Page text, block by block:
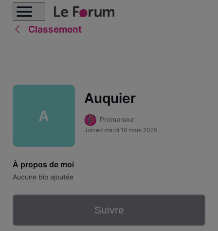
Classement
A
Auquier
Promeneur
Joined mardi 18 mars 2025
À propos de moi
Aucune bio ajoutée
Suivre